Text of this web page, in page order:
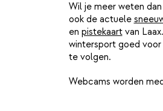
Wil je meer weten
ook de actuele
en pistekaartvan
wintersport goed
te volgen.
Webcams worden